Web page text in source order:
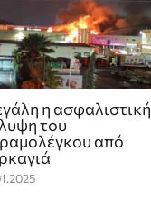
η ασφαλιστική
του
από